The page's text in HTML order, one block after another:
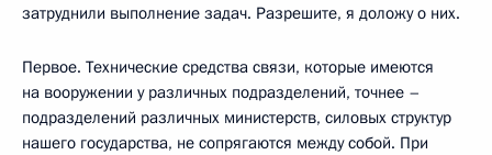
затруднили выполнение задач. Разрешите, я доложу о них.
Первое. Технические средства связи, которые имеются
на вооружении у различных подразделений, точнее –
подразделений различных министерств, силовых структур
нашего государства, не сопрягаются между собой. При